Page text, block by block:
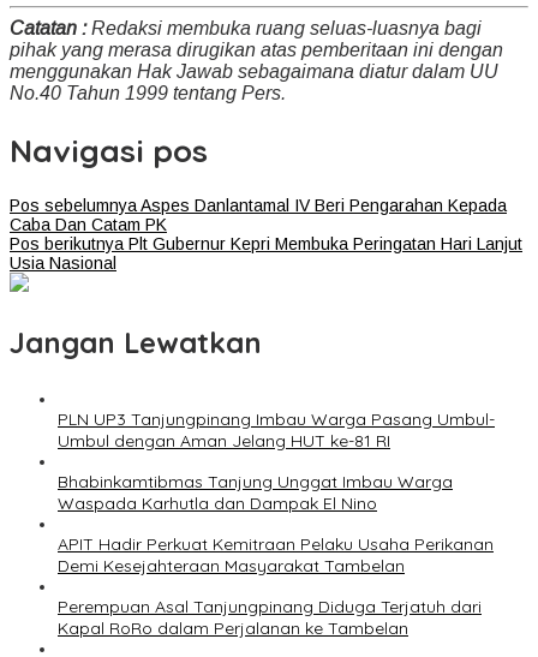
Catatan :Redaksi membuka ruang seluas-luasnya bagi
pihak yang merasa dirugikan atas pemberitaan ini dengan
menggunakan Hak Jawab sebagaimana diatur dalam UU
No.40 Tahun 1999 tentang Pers.
Navigasi pos
Pos sebelumnyaAspes Danlantamal IV Beri Pengarahan Kepada
Caba Dan Catam PK
Pos berikutnyaPlt Gubernur Kepri Membuka Peringatan Hari Lanjut
Usia Nasional
Jangan Lewatkan
PLN UP3 Tanjungpinang Imbau Warga Pasang Umbul-
Umbul dengan Aman Jelang HUT ke-81 RI
Bhabinkamtibmas Tanjung Unggat Imbau Warga
Waspada Karhutla dan Dampak El Nino
APIT Hadir Perkuat Kemitraan Pelaku Usaha Perikanan
Demi Kesejahteraan Masyarakat Tambelan
Perempuan Asal Tanjungpinang Diduga Terjatuh dari
Kapal RoRo dalam Perjalanan ke Tambelan